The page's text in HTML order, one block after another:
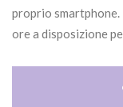
proprio smartphone.
ore a disposizione